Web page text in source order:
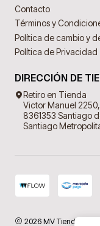
Contacto
Términos y
Política de cambio y
Política de Privacidad
DIRECCIÓN DE
Retiro en Tienda
Victor Manuel
8361353 Santiago
Santiago
2026 MV Tienda